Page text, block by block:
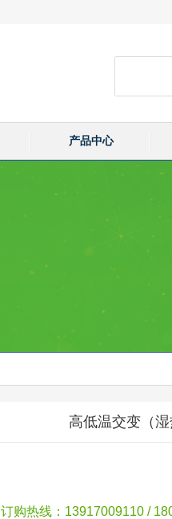
产品中心
高低温交变（
订购热线：13917009110 /